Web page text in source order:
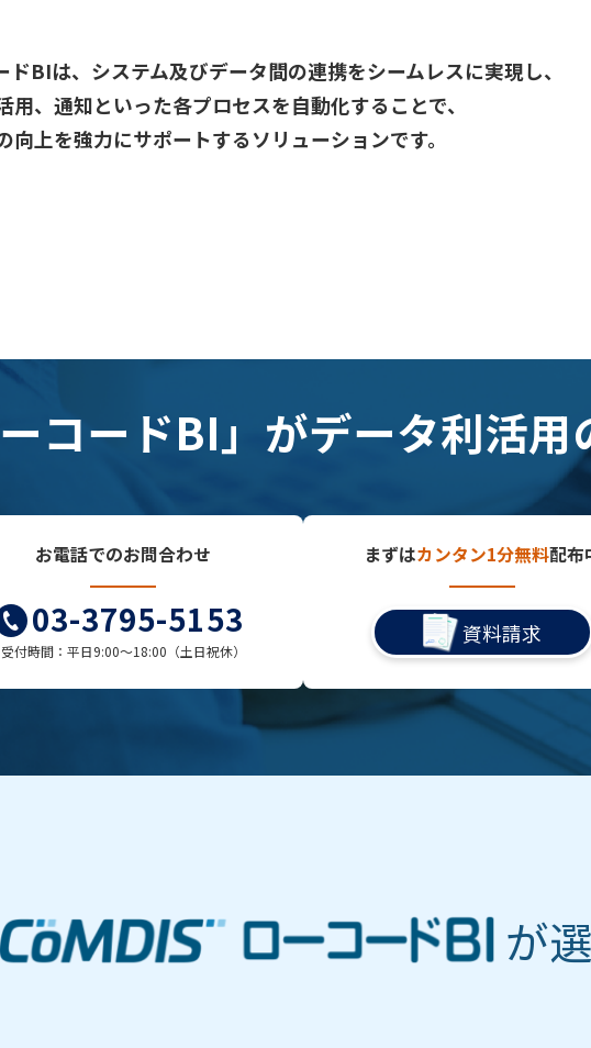
BIは、システム及びデータ間の連携をシームレスに実現し、
用、通知といった各プロセスを自動化することで、
向上を強力にサポートするソリューションです。
コードBI」がデータ利活用
お電話でのお問合わせ
03-3795-5153
受付時間：平日9:00～18:00（土日祝休）
まずはカンタン1分無料配布
資料請求
が